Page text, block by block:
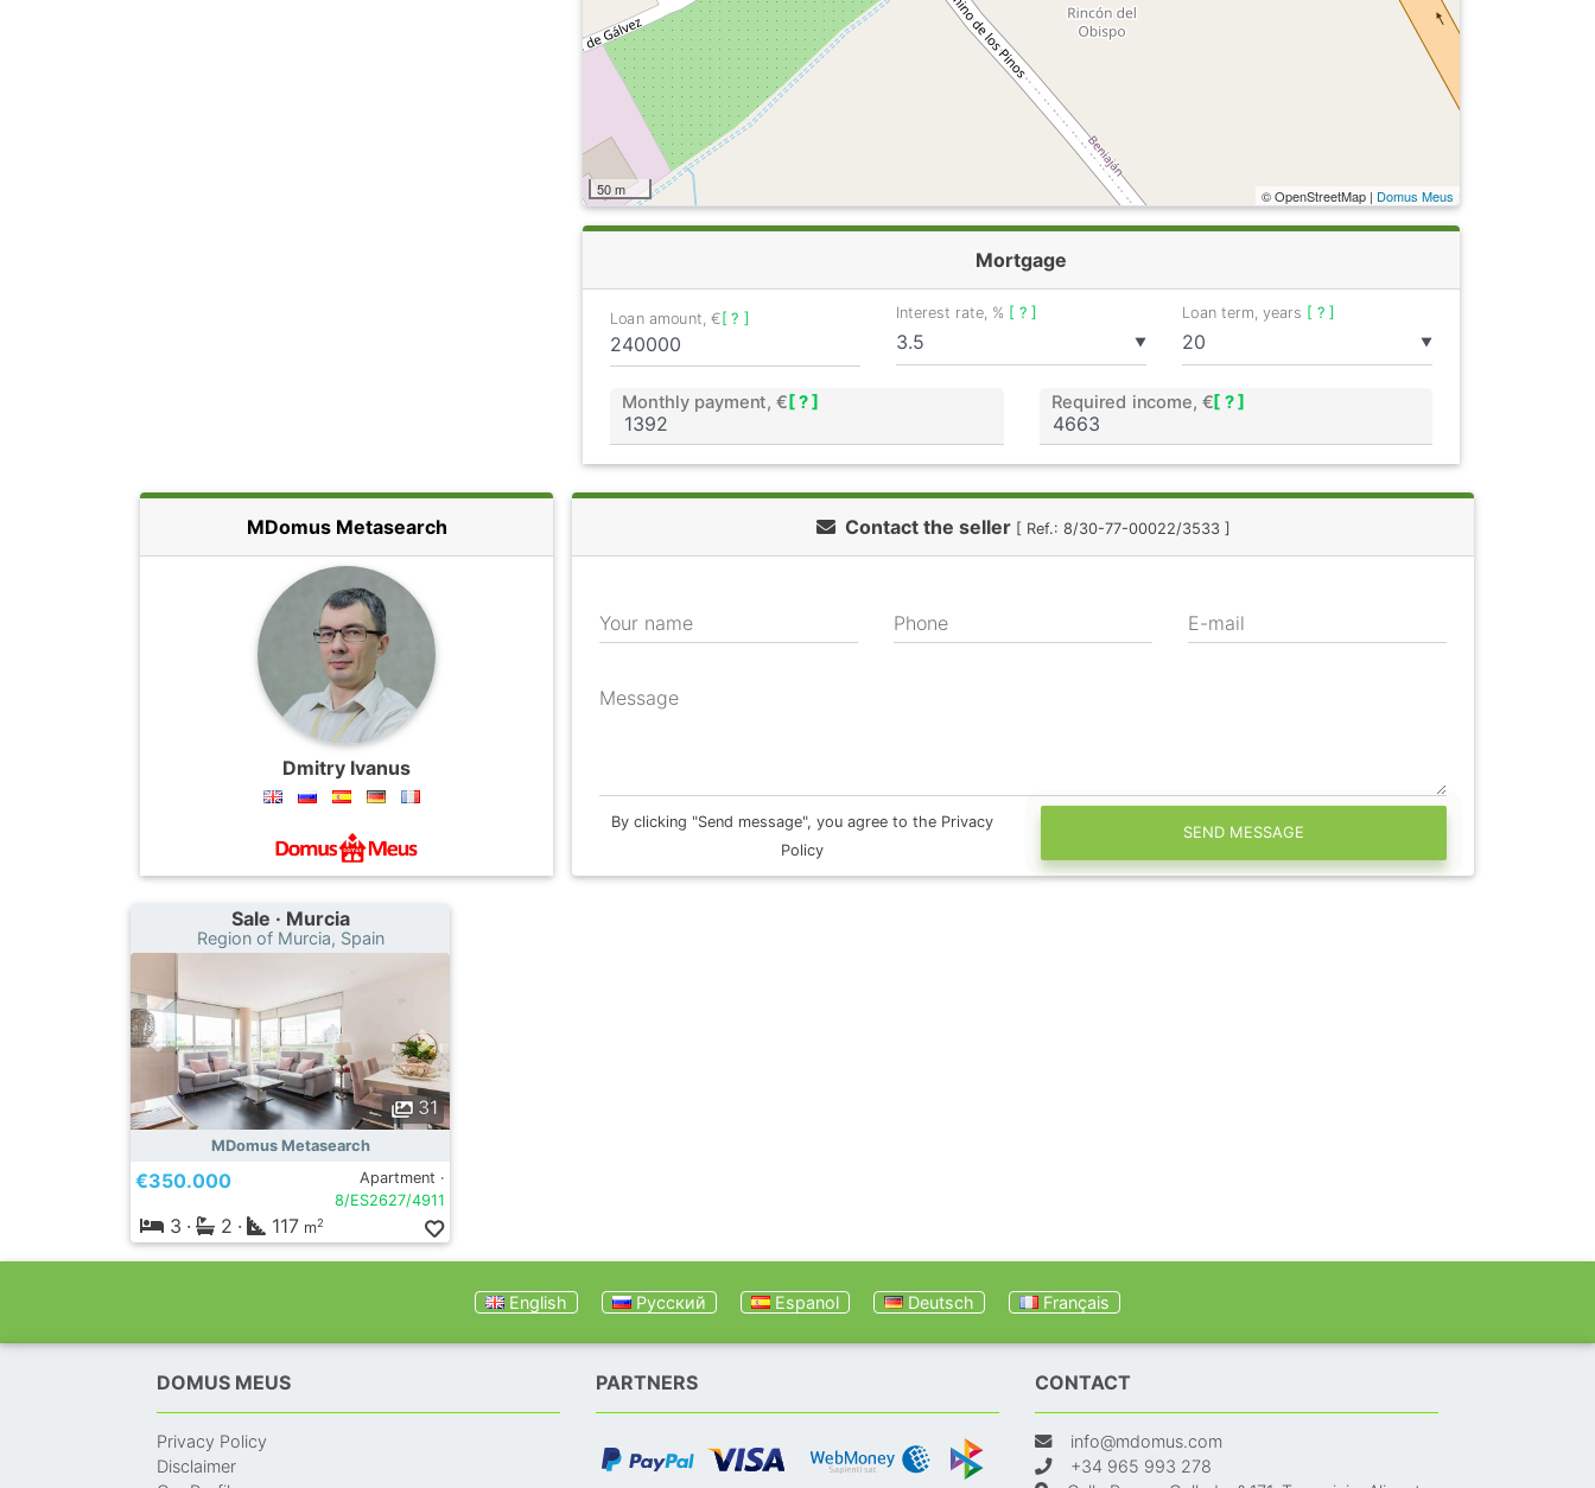
50 m © OpenStreetMap | Domus Meus
Mortgage
Loan amount, €[ ? ]
▼
Interest rate, % [ ? ]
▼
Loan term, years [ ? ]
Monthly payment, € [ ? ] Required income, €[ ? ]
MDomus Metasearch
Dmitry Ivanus
Contact the seller [ Ref.: 8/30-77-00022/3533 ]
Your name Phone E-mail
Message
By clicking "Send message", you agree to the Privacy
Policy
SEND MESSAGE
Sale · Murcia
Region of Murcia, Spain
31
MDomus Metasearch
€350.000
Apartment ·
8/ES2627/4911
3 · 2 · 117 m2
English Русский Espanol Deutsch Français
DOMUS MEUS
Privacy Policy
Disclaimer
PARTNERS CONTACT
info@mdomus.com
+34 965 993 278